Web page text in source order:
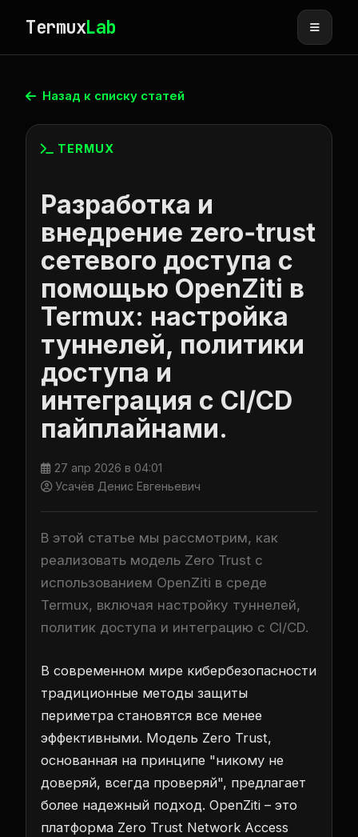
TermuxLab
Назад к списку статей
TERMUX
Разработка и
внедрение zero‑trust
сетевого доступа с
помощью OpenZiti в
Termux: настройка
туннелей, политики
доступа и
интеграция с CI/CD
пайплайнами.
27 апр 2026 в 04:01
Усачёв Денис Евгеньевич
В этой статье мы рассмотрим, как
реализовать модель Zero Trust с
использованием OpenZiti в среде
Termux, включая настройку туннелей,
политик доступа и интеграцию с CI/CD.
В современном мире кибербезопасности
традиционные методы защиты
периметра становятся все менее
эффективными. Модель Zero Trust,
основанная на принципе "никому не
доверяй, всегда проверяй", предлагает
более надежный подход. OpenZiti – это
платформа Zero Trust Network Access